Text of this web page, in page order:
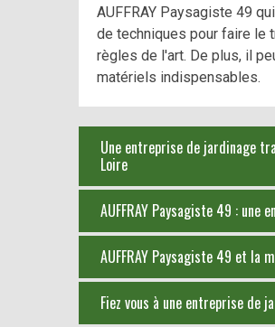
AUFFRAY Paysagiste 49
de techniques pour faire le
règles de l'art. De plus, il
matériels indispensables.
Une entreprise de jardinage
Loire
AUFFRAY Paysagiste 49 :
AUFFRAY Paysagiste 49 et la
Fiez vous à une entreprise de